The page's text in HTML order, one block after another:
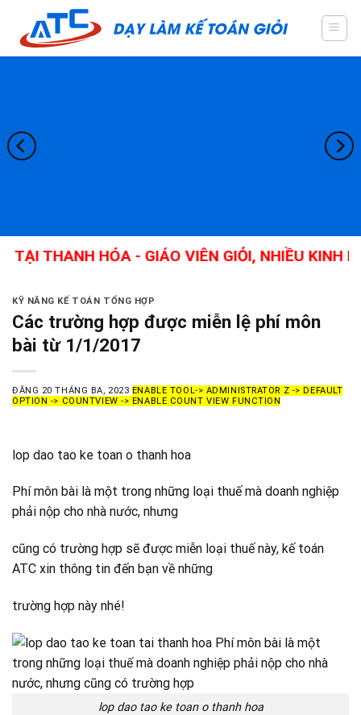
content
HÓA - GIÁO VIÊN GIỎI, NHIỀU KINH
KỸ NĂNG KẾ TOÁN TỔNG HỢP
Các trường hợp được miễn lệ phí môn
bài từ 1/1/2017
ĐĂNG 20 THÁNG BA, 2023 ENABLE TOOL-> ADMINISTRATOR Z -> DEFAULT
OPTION -> COUNTVIEW -> ENABLE COUNT VIEW FUNCTION
lop dao tao ke toan o thanh hoa
Phí môn bài là một trong những loại thuế mà doanh nghiệp
phải nộp cho nhà nước, nhưng
cũng có trường hợp sẽ được miễn loại thuế này, kế toán
ATC xin thông tin đến bạn về những
trường hợp này nhé!
lop dao tao ke toan o thanh hoa